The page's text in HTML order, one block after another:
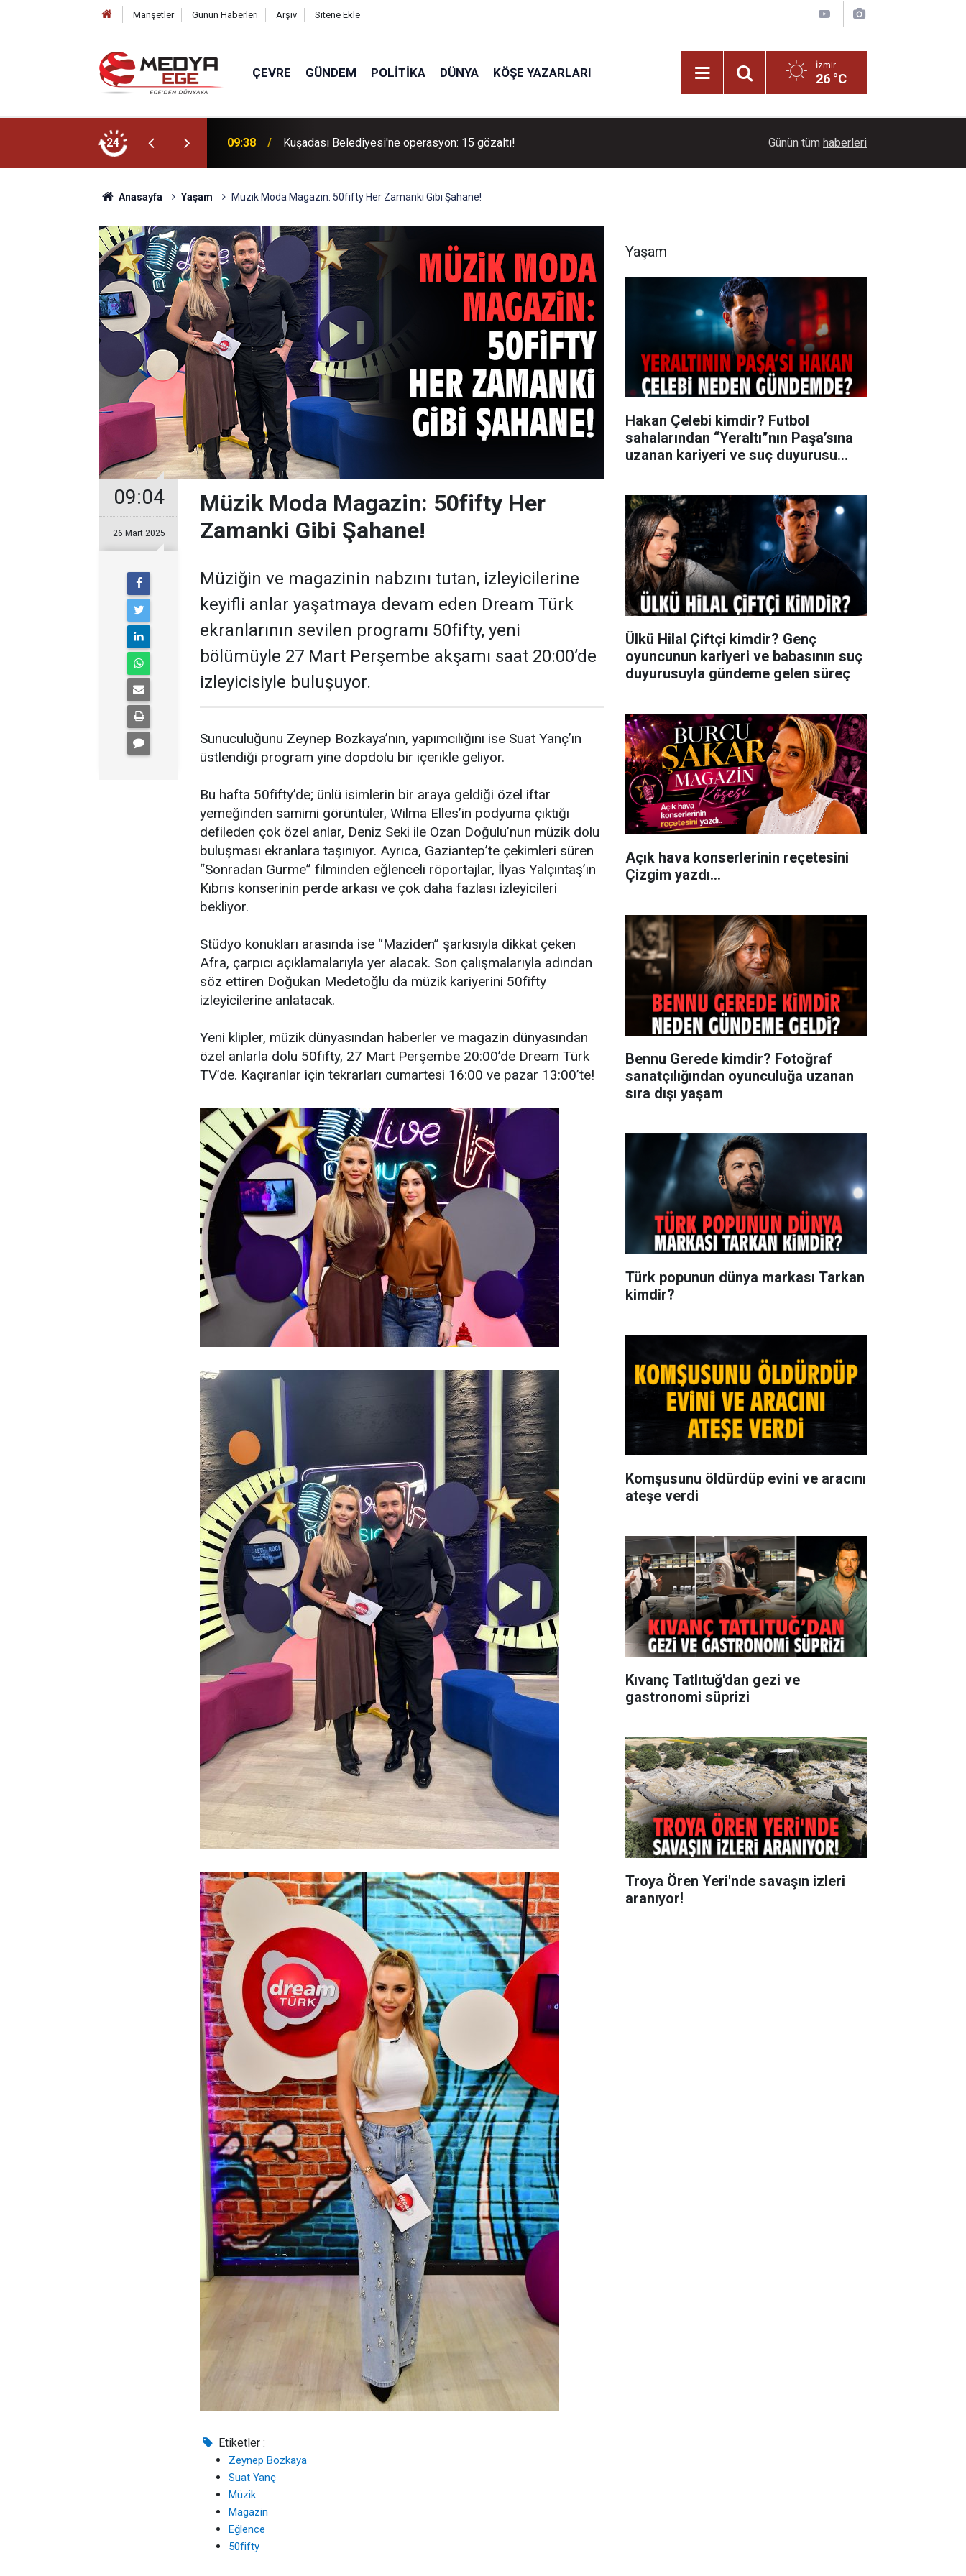
Manşetler Günün Haberleri Arşiv Sitene Ekle
ÇEVRE GÜNDEM POLITIKA DÜNYA KÖŞE YAZARLARI İzmir
26 °C
24 09:38 Kuşadası Belediyesi'ne operasyon: 15 gözaltı! Üretici bu yaz 264 milyon lira daha fazla
Günün tüm haberleri
Anasayfa Yaşam Müzik Moda Magazin: 50fifty Her Zamanki Gibi Şahane!
09:04
26 Mart 2025
Müzik Moda Magazin: 50fifty Her
Zamanki Gibi Şahane!
Müziğin ve magazinin nabzını tutan, izleyicilerine
keyifli anlar yaşatmaya devam eden Dream Türk
ekranlarının sevilen programı 50fifty, yeni
bölümüyle 27 Mart Perşembe akşamı saat 20:00’de
izleyicisiyle buluşuyor.
Sunuculuğunu Zeynep Bozkaya’nın, yapımcılığını ise Suat Yanç’ın
üstlendiği program yine dopdolu bir içerikle geliyor.
Bu hafta 50fifty’de; ünlü isimlerin bir araya geldiği özel iftar
yemeğinden samimi görüntüler, Wilma Elles’in podyuma çıktığı
defileden çok özel anlar, Deniz Seki ile Ozan Doğulu’nun müzik dolu
buluşması ekranlara taşınıyor. Ayrıca, Gaziantep’te çekimleri süren
“Sonradan Gurme” filminden eğlenceli röportajlar, İlyas Yalçıntaş’ın
Kıbrıs konserinin perde arkası ve çok daha fazlası izleyicileri
bekliyor.
Stüdyo konukları arasında ise “Maziden” şarkısıyla dikkat çeken
Afra, çarpıcı açıklamalarıyla yer alacak. Son çalışmalarıyla adından
söz ettiren Doğukan Medetoğlu da müzik kariyerini 50fifty
izleyicilerine anlatacak.
Yeni klipler, müzik dünyasından haberler ve magazin dünyasından
özel anlarla dolu 50fifty, 27 Mart Perşembe 20:00’de Dream Türk
TV’de. Kaçıranlar için tekrarları cumartesi 16:00 ve pazar 13:00’te!
Etiketler :
Zeynep Bozkaya
Suat Yanç
Müzik
Magazin
Eğlence
50fifty
Yaşam
Hakan Çelebi kimdir? Futbol
sahalarından “Yeraltı”nın Paşa’sına
uzanan kariyeri ve suç duyurusu
Ülkü Hilal Çiftçi kimdir? Genç
oyuncunun kariyeri ve babasının suç
duyurusuyla gündeme gelen süreç
Açık hava konserlerinin reçetesini
Çizgim yazdı...
Bennu Gerede kimdir? Fotoğraf
sanatçılığından oyunculuğa uzanan
sıra dışı yaşam
Türk popunun dünya markası Tarkan
kimdir?
Komşusunu öldürdüp evini ve aracını
ateşe verdi
Kıvanç Tatlıtuğ'dan gezi ve
gastronomi süprizi
Troya Ören Yeri'nde savaşın izleri
aranıyor!